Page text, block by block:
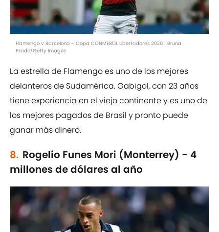
Flamengo v Barcelona - Copa CONMEBOL Libertadores 2020 | Bruna
Prado/Getty Images
La estrella de Flamengo es uno de los mejores
delanteros de Sudamérica. Gabigol, con 23 años
tiene experiencia en el viejo continente y es uno de
los mejores pagados de Brasil y pronto puede
ganar más dinero.
8. Rogelio Funes Mori (Monterrey) - 4
millones de dólares al año